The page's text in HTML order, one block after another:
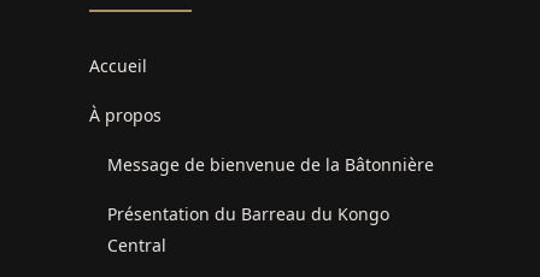
Accueil
À propos
Message de bienvenue de la Bâtonnière
Présentation du Barreau du Kongo
Central